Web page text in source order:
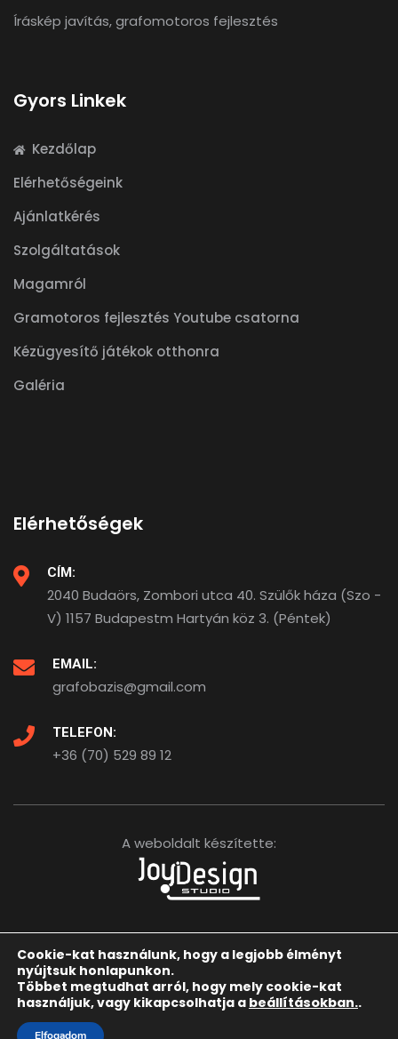
Íráskép javítás, grafomotoros fejlesztés
Gyors Linkek
Kezdőlap
Elérhetőségeink
Ajánlatkérés
Szolgáltatások
Magamról
Gramotoros fejlesztés Youtube csatorna
Kézügyesítő játékok otthonra
Galéria
Elérhetőségek
CÍM:
2040 Budaörs, Zombori utca 40. Szülők háza (Szo -
V) 1157 Budapestm Hartyán köz 3. (Péntek)
EMAIL:
grafobazis@gmail.com
TELEFON:
+36 (70) 529 89 12
A weboldalt készítette:
Kezdőlap
Elérhetőségeink
Adatkezelési tájékoztató
Cookie-kat használunk, hogy a legjobb élményt
nyújtsuk honlapunkon.
Többet megtudhat arról, hogy mely cookie-kat
használjuk, vagy kikapcsolhatja a beállításokban..
Elfogadom